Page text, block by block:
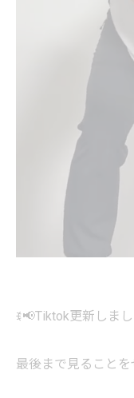
ꉂ📢Tiktok更新しまし
最後まで見ること